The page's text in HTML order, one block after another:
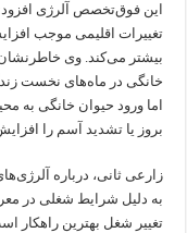
این فوق‌تخصص آلرژی
تغییرات اقلیمی موجب
بیشتر می‌کند. وی
خانگی در ماه‌های نخست
اما ورود حیوان خانگی به
بروز یا تشدید آسم را
زارعی ثانی، درباره
به دلیل شرایط شغلی در
تغییر شغل بهترین راهکار